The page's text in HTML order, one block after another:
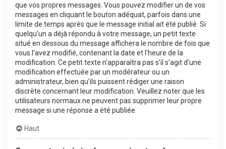
que vos propres messages. Vous pouvez modifier un de vos
messages en cliquant le bouton adéquat, parfois dans une
limite de temps après que le message initial ait été publié. Si
quelqu’un a déjà répondu à votre message, un petit texte
situé en dessous du message affichera le nombre de fois que
vous l’avez modifié, contenant la date et l’heure de la
modification. Ce petit texte n’apparaîtra pas s’il s’agit d’une
modification effectuée par un modérateur ou un
administrateur, bien qu’ils puissent rédiger une raison
discrète concernant leur modification. Veuillez noter que les
utilisateurs normaux ne peuvent pas supprimer leur propre
message si une réponse a été publiée.
Haut